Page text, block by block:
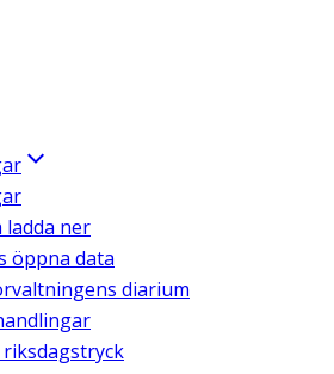
ladda ner
öppna data
diarium